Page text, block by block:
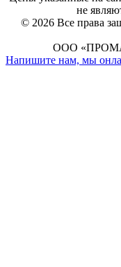
не
© 2026 Все права
ООО
Напишите нам, мы